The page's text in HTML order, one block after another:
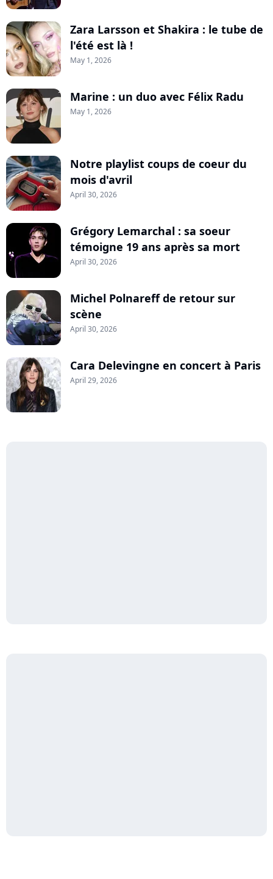
Zara Larsson et Shakira : le tube de
l'été est là !
May 1, 2026
Marine : un duo avec Félix Radu
May 1, 2026
Notre playlist coups de coeur du
mois d'avril
April 30, 2026
Grégory Lemarchal : sa soeur
témoigne 19 ans après sa mort
April 30, 2026
Michel Polnareff de retour sur
scène
April 30, 2026
Cara Delevingne en concert à Paris
April 29, 2026